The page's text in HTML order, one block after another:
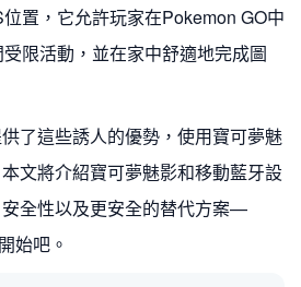
置，它允許玩家在Pokemon GO中
限活動，並在家中舒適地完成圖
了這些誘人的優勢，使用寶可夢魅
文將介紹寶可夢魅影和移動藍牙設
全性以及更安全的替代方案—
始吧。